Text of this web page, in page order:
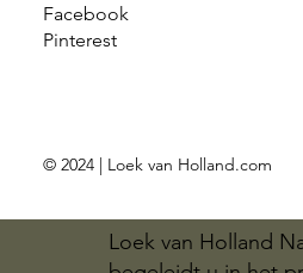
Loek van Holland
Facebook
Pinterest
© 2024 | Loek van Holland.com